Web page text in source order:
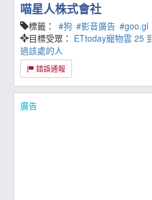
喵星人株式會社
標籤： #狗 #影音廣告 #goo.gl
目標受眾： ETtoday寵物雲 25
過該處的人
錯誤通報
廣告